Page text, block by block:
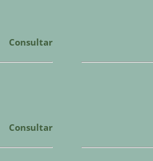
Consultar
Consultar